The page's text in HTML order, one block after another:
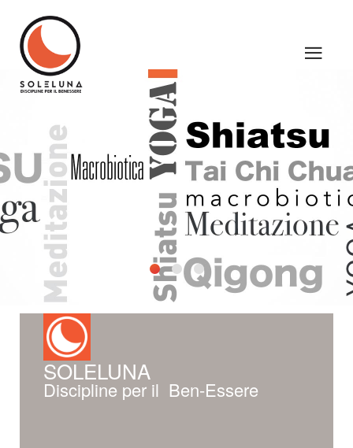
ScritteA Z Header Sede
SOLELUNA
Discipline per il Ben-Essere